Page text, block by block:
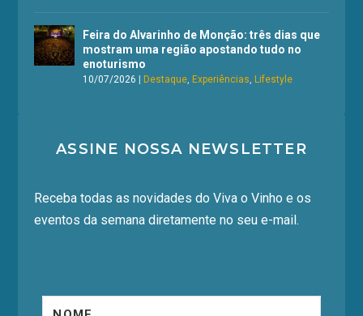
Feira do Alvarinho de Monção: três dias que
mostram uma região apostando tudo no
enoturismo
10/07/2026 |Destaque ,Experiências ,Lifestyle
ASSINE NOSSA NEWSLETTER
Receba todas as novidades do Viva o Vinho e os
eventos da semana diretamente no seu e-mail.